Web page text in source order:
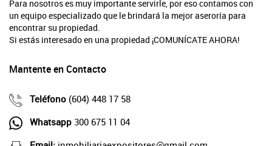
Para nosotros es muy importante servirle, por eso contamos con
un equipo especializado que le brindará la mejor aseroría para
encontrar su propiedad.
Si estás interesado en una propiedad ¡COMUNÍCATE AHORA!
Mantente en Contacto
Teléfono (604) 448 17 58
Whatsapp 300 675 11 04